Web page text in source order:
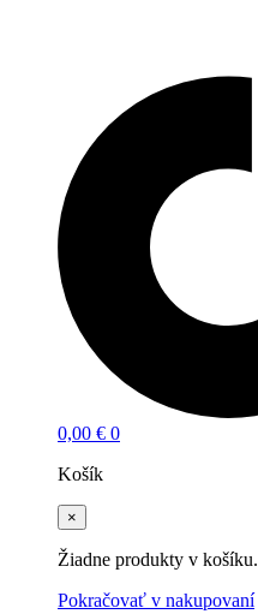
0,00 € 0
Košík
×
Žiadne produkty v košíku.
Pokračovať v nakupovaní